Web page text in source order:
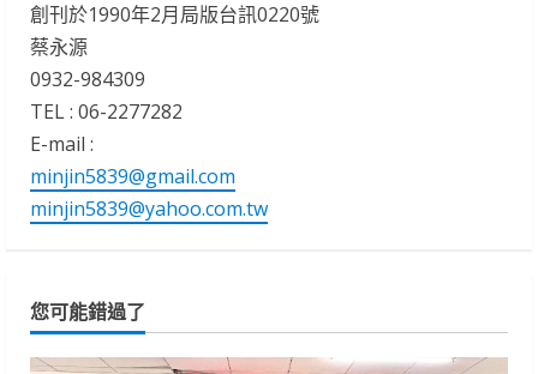
創刊於1990年2月局版台訊0220號
蔡永源
0932-984309
TEL : 06-2277282
E-mail :
minjin5839@gmail.com
minjin5839@yahoo.com.tw
您可能錯過了